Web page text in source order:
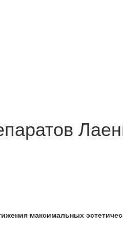
максимальных